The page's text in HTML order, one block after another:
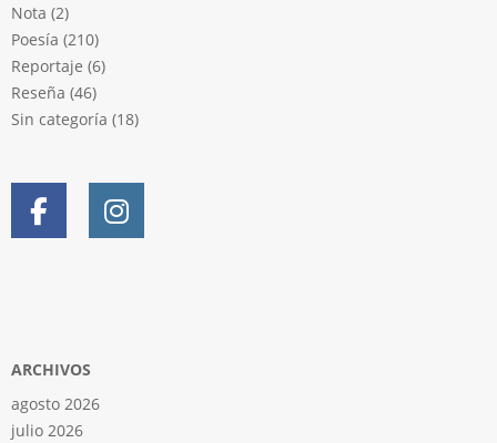
Nota (2)
Poesía (210)
Reportaje (6)
Reseña (46)
Sin categoría (18)
ARCHIVOS
agosto 2026
julio 2026